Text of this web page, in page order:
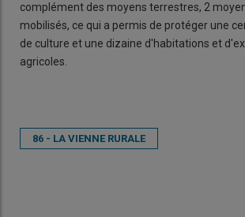
complément des moyens terrestres, 2
mobilisés, ce qui a permis de protéger une
de culture et une dizaine d'habitations et
agricoles.
86 - LA VIENNE RURALE